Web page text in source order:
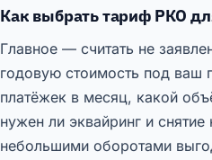
Как выбрать тариф РКО
Главное — считать не
годовую стоимость под ваш
платёжек в месяц, какой
нужен ли эквайринг и
небольшими оборотами